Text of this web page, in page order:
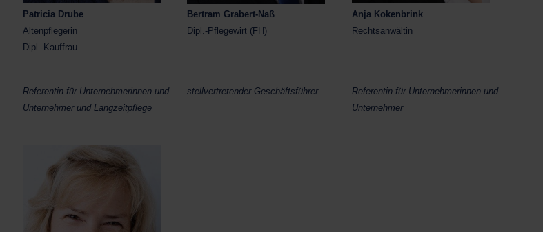
Patricia Drube
Altenpflegerin
Dipl.-Kauffrau
Referentin für Unternehmerinnen und
Unternehmer und Langzeitpflege
Bertram Grabert-Naß
Dipl.-Pflegewirt (FH)
stellvertretender Geschäftsführer
Anja Kokenbrink
Rechtsanwältin
Referentin für Unternehmerinnen und
Unternehmer